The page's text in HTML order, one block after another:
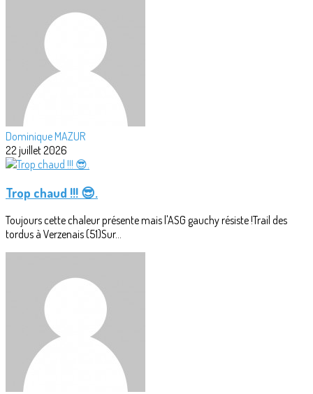
Dominique MAZUR
22 juillet 2026
Trop chaud !!! 😎.
Toujours cette chaleur présente mais l'ASG gauchy résiste !Trail des
tordus à Verzenais (51)Sur...